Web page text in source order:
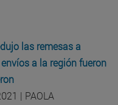
las remesas a
a la región fueron
| PAOLA